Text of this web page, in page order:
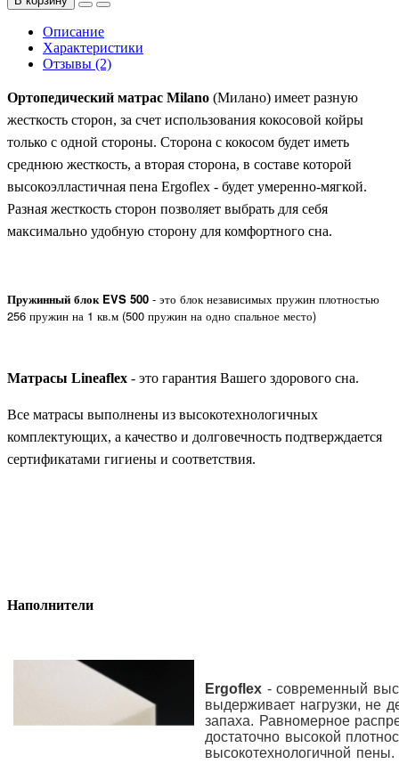
Описание
Характеристики
Отзывы (2)
Ортопедический матрас Milano (Милано) имеет разную
жесткость сторон, за счет использования кокосовой койры
только с одной стороны. Сторона с кокосом будет иметь
среднюю жесткость, а вторая сторона, в составе которой
высокоэлластичная пена Ergoflex - будет умеренно-мягкой.
Разная жесткость сторон позволяет выбрать для себя
максимально удобную сторону для комфортного сна.
Пружинный блок EVS 500 - это блок независимых пружин плотностью
256 пружин на 1 кв.м (500 пружин на одно спальное место)
Матрасы Lineaflex - это гарантия Вашего здорового сна.
Все матрасы выполнены из высокотехнологичных
комплектующих, а качество и долговечность подтверждается
сертификатами гигиены и соответствия.
Наполнители
Ergoflex - современный
выдерживает нагрузки, не
запаха. Равномерное
достаточно высокой
высокотехнологичной пены.